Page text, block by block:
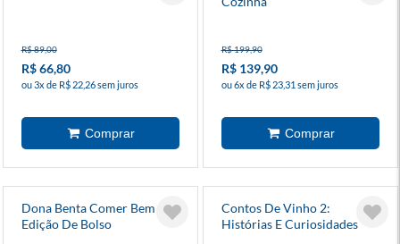
R$ 89,00
R$ 66,80
ou 3x de R$ 22,26 sem juros
R$ 199,90
R$ 139,90
ou 6x de R$ 23,31 sem juros
Dona Benta Comer Bem -
Edição De Bolso
Contos De Vinho 2:
Histórias E Curiosidades